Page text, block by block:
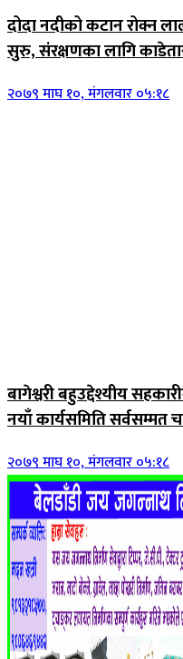
दोदा नदीको कटान रोक्न
सुरु, संरक्षणका लागि
२०७९ माघ १०, मंगलवार ०५:१८
बागेश्वरी बहुउद्देश्यीय
नयाँ कार्यसमिति सर्वसम्मत
२०७९ माघ १०, मंगलवार ०५:१८